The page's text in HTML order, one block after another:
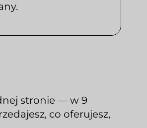
stronie — w 9
co oferujesz,